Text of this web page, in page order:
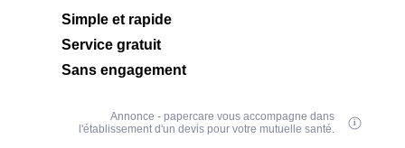
Simple et rapide
Service gratuit
Sans engagement
Annonce - papercare vous accompagne dans
l'établissement d'un devis pour votre mutuelle santé.